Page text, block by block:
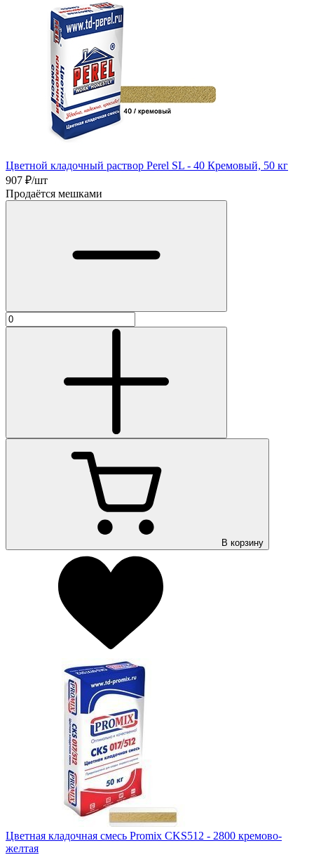
Цветной кладочный раствор Perel SL - 40 Кремовый, 50 кг
907 ₽/шт
Продаётся мешками
В корзину
Цветная кладочная смесь Promix CKS512 - 2800 кремово-
желтая